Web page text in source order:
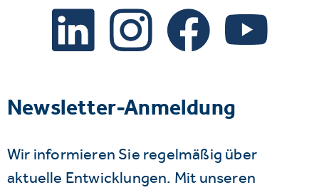
Newsletter-Anmeldung
Wir informieren Sie regelmäßig über
aktuelle Entwicklungen. Mit unseren